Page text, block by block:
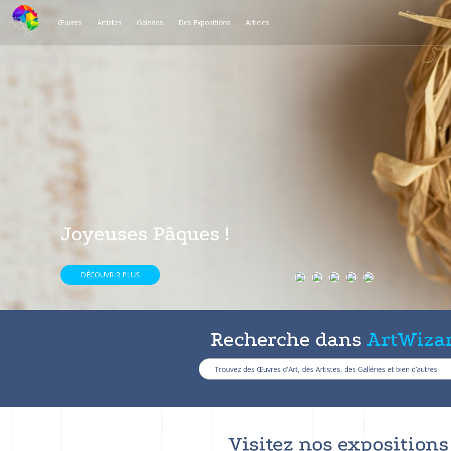
Œuvres Artistes Galeries Des Expositions Articles
Des milliers de possibilités, obtenez les
avec une réduction de 25%
DÉCOUVRIR PLUS
Recherche dans
Visitez nos expositions